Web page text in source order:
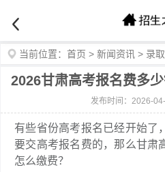
当前位置： 首页 > 新闻资讯 > 录
2026甘肃高考报名费多
发布时间：2026-
有些省份高考报名已经开始了
要交高考报名费的，那么甘肃
怎么缴费？